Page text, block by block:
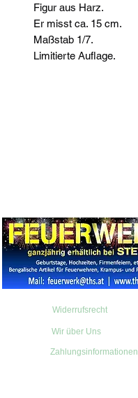
Figur aus Harz.
Er misst ca. 15 cm.
Maßstab 1/7.
Limitierte Auflage.
Widerrufsrecht
Wir über Uns
Zahlungsinformationen